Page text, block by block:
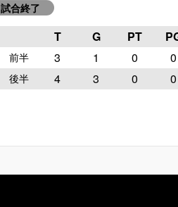
試合終了
T G PT
前半 3 1 0 0
後半 4 3 0 0